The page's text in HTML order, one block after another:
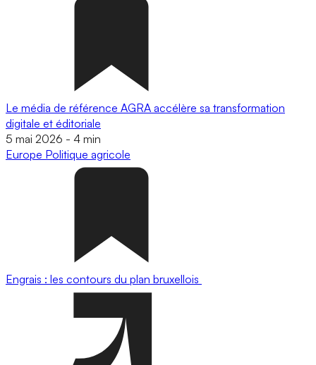
Le média de référence AGRA accélère sa transformation
digitale et éditoriale
5 mai 2026 - 4 min
Europe Politique agricole
Engrais : les contours du plan bruxellois